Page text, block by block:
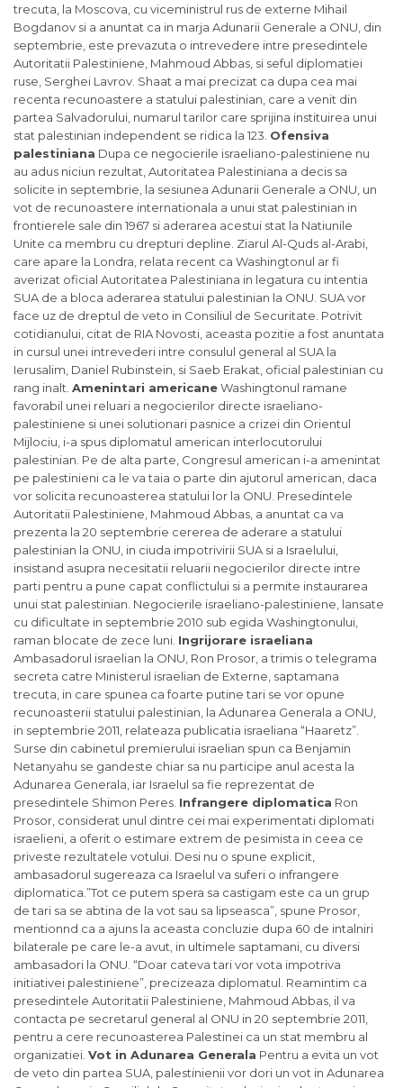
trecuta, la Moscova, cu viceministrul rus de externe Mihail
Bogdanov si a anuntat ca in marja Adunarii Generale a ONU, din
septembrie, este prevazuta o intrevedere intre presedintele
Autoritatii Palestiniene, Mahmoud Abbas, si seful diplomatiei
ruse, Serghei Lavrov. Shaat a mai precizat ca dupa cea mai
recenta recunoastere a statului palestinian, care a venit din
partea Salvadorului, numarul tarilor care sprijina instituirea unui
stat palestinian independent se ridica la 123. Ofensiva
palestiniana Dupa ce negocierile israeliano-palestiniene nu
au adus niciun rezultat, Autoritatea Palestiniana a decis sa
solicite in septembrie, la sesiunea Adunarii Generale a ONU, un
vot de recunoastere internationala a unui stat palestinian in
frontierele sale din 1967 si aderarea acestui stat la Natiunile
Unite ca membru cu drepturi depline. Ziarul Al-Quds al-Arabi,
care apare la Londra, relata recent ca Washingtonul ar fi
averizat oficial Autoritatea Palestiniana in legatura cu intentia
SUA de a bloca aderarea statului palestinian la ONU. SUA vor
face uz de dreptul de veto in Consiliul de Securitate. Potrivit
cotidianului, citat de RIA Novosti, aceasta pozitie a fost anuntata
in cursul unei intrevederi intre consulul general al SUA la
Ierusalim, Daniel Rubinstein, si Saeb Erakat, oficial palestinian cu
rang inalt. Amenintari americaneWashingtonul ramane
favorabil unei reluari a negocierilor directe israeliano-
palestiniene si unei solutionari pasnice a crizei din Orientul
Mijlociu, i-a spus diplomatul american interlocutorului
palestinian. Pe de alta parte, Congresul american i-a amenintat
pe palestinieni ca le va taia o parte din ajutorul american, daca
vor solicita recunoasterea statului lor la ONU. Presedintele
Autoritatii Palestiniene, Mahmoud Abbas, a anuntat ca va
prezenta la 20 septembrie cererea de aderare a statului
palestinian la ONU, in ciuda impotrivirii SUA si a Israelului,
insistand asupra necesitatii reluarii negocierilor directe intre
parti pentru a pune capat conflictului si a permite instaurarea
unui stat palestinian. Negocierile israeliano-palestiniene, lansate
cu dificultate in septembrie 2010 sub egida Washingtonului,
raman blocate de zece luni. Ingrijorare israeliana
Ambasadorul israelian la ONU, Ron Prosor, a trimis o telegrama
secreta catre Ministerul israelian de Externe, saptamana
trecuta, in care spunea ca foarte putine tari se vor opune
recunoasterii statului palestinian, la Adunarea Generala a ONU,
in septembrie 2011, relateaza publicatia israeliana “Haaretz”.
Surse din cabinetul premierului israelian spun ca Benjamin
Netanyahu se gandeste chiar sa nu participe anul acesta la
Adunarea Generala, iar Israelul sa fie reprezentat de
presedintele Shimon Peres. Infrangere diplomatica Ron
Prosor, considerat unul dintre cei mai experimentati diplomati
israelieni, a oferit o estimare extrem de pesimista in ceea ce
priveste rezultatele votului. Desi nu o spune explicit,
ambasadorul sugereaza ca Israelul va suferi o infrangere
diplomatica.”Tot ce putem spera sa castigam este ca un grup
de tari sa se abtina de la vot sau sa lipseasca”, spune Prosor,
mentionnd ca a ajuns la aceasta concluzie dupa 60 de intalniri
bilaterale pe care le-a avut, in ultimele saptamani, cu diversi
ambasadori la ONU. “Doar cateva tari vor vota impotriva
initiativei palestiniene”, precizeaza diplomatul. Reamintim ca
presedintele Autoritatii Palestiniene, Mahmoud Abbas, il va
contacta pe secretarul general al ONU in 20 septembrie 2011,
pentru a cere recunoasterea Palestinei ca un stat membru al
organizatiei. Vot in Adunarea Generala Pentru a evita un vot
de veto din partea SUA, palestinienii vor dori un vot in Adunarea